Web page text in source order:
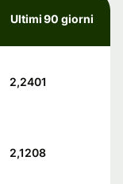
Ultimi 90 giorni
2,2401
2,1208